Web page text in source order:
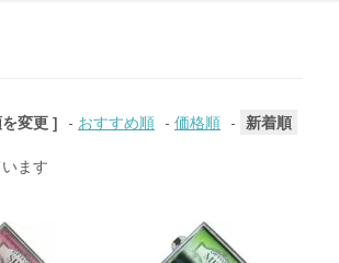
変更 ] - おすすめ順 - 価格順 - 新着順
ます